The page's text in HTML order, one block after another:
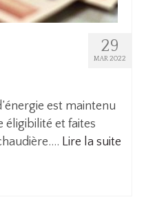
29
MAR 2022
est maintenu
éligibilité et faites
Lire la suite